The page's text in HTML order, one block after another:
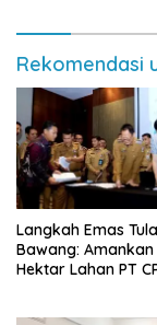
Rekomendasi
Langkah Emas
Bawang: Amankan
Hektar Lahan PT